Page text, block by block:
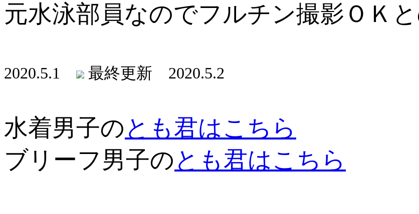
元水泳部員なのでフルチン撮影ＯＫと
2020.5.1 最終更新 2020.5.2
水着男子の とも君はこちら
ブリーフ男子の とも君はこちら